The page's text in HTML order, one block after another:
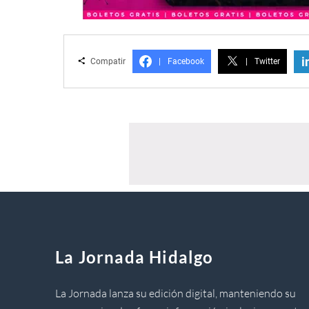
Compatir Facebook Twitter
La Jornada Hidalgo
La Jornada lanza su edición digital, manteniendo su